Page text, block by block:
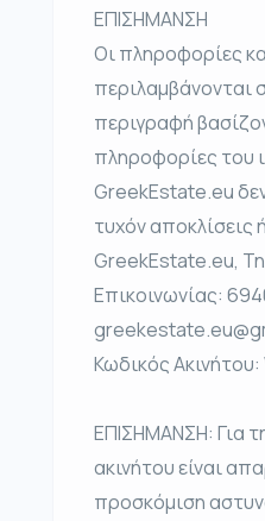
ΕΠΙΣΗΜΑΝΣΗ
Οι πληροφορίες
περιλαμβάνονται
περιγραφή
πληροφορίες του
GreekEstate.eu
τυχόν αποκλίσεις
GreekEstate.eu,
Επικοινωνίας:
Κωδικός Ακινήτου:
ΕΠΙΣΗΜΑΝΣΗ: Για
ακινήτου είναι
προσκόμιση